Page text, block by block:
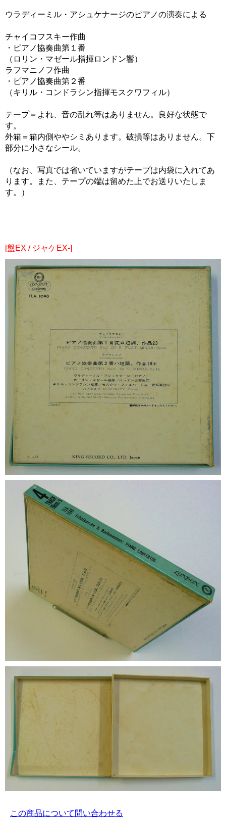
ウラディーミル・アシュケナージのピアノの演奏による
チャイコフスキー作曲
・ピアノ協奏曲第１番
（ロリン・マゼール指揮ロンドン響）
ラフマニノフ作曲
・ピアノ協奏曲第２番
（キリル・コンドラシン指揮モスクワフィル）
テープ＝よれ、音の乱れ等はありません。良好な状態で
す。
外箱＝箱内側ややシミあります。破損等はありません。下
部分に小さなシール。
（なお、写真では省いていますがテープは内袋に入れてあ
ります。また、テープの端は留めた上でお送りいたしま
す。）
[盤EX / ジャケEX-]
この商品について問い合わせる